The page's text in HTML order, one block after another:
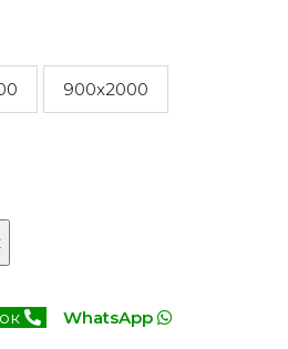
Двери Эмаль с
8 моделей
900x2000
WhatsApp